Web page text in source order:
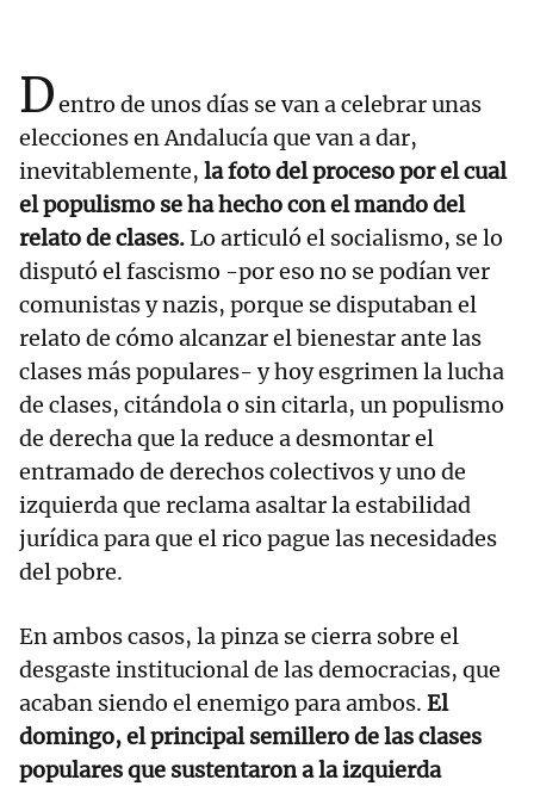
Dentro de unos días se van a celebrar unas
elecciones en Andalucía que van a dar,
inevitablemente, la foto del proceso por el cual
el populismo se ha hecho con el mando del
relato de clases.Lo articuló el socialismo, se lo
disputó el fascismo -por eso no se podían ver
comunistas y nazis, porque se disputaban el
relato de cómo alcanzar el bienestar ante las
clases más populares- y hoy esgrimen la lucha
de clases, citándola o sin citarla, un populismo
de derecha que la reduce a desmontar el
entramado de derechos colectivos y uno de
izquierda que reclama asaltar la estabilidad
jurídica para que el rico pague las necesidades
del pobre.
En ambos casos, la pinza se cierra sobre el
desgaste institucional de las democracias, que
acaban siendo el enemigo para ambos. El
domingo, el principal semillero de las clases
populares que sustentaron a la izquierda